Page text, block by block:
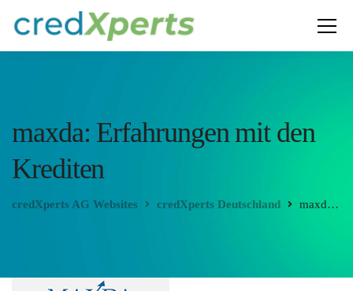
maxda: Erfahrungen mit den
Krediten
credXperts AG Websites credXperts Deutschland maxda: Erfahrungen mit den Krediten